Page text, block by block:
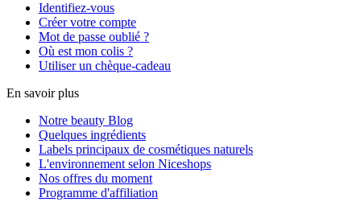
Identifiez-vous
Créer votre compte
Mot de passe oublié ?
Où est mon colis ?
Utiliser un chèque-cadeau
En savoir plus
Notre beauty Blog
Quelques ingrédients
Labels principaux de cosmétiques naturels
L'environnement selon Niceshops
Nos offres du moment
Programme d'affiliation